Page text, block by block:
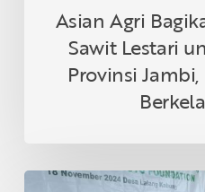
Dukung
Petani
Berkelanjutan
Asian Agri
Sawit Lestari
Provinsi
Asian